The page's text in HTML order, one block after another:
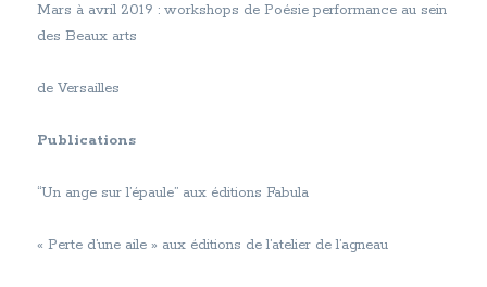
Mars à avril 2019 : workshops de Poésie performance au sein
des Beaux arts
de Versailles
Publications
“Un ange sur l’épaule” aux éditions Fabula
« Perte d’une aile » aux éditions de l’atelier de l’agneau